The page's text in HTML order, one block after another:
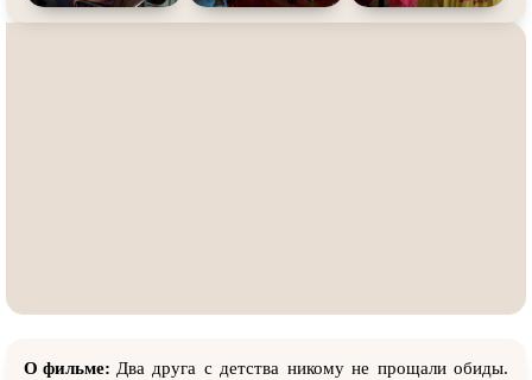
CAMRip
О фильме: Два друга с детства никому не прощали обиды.